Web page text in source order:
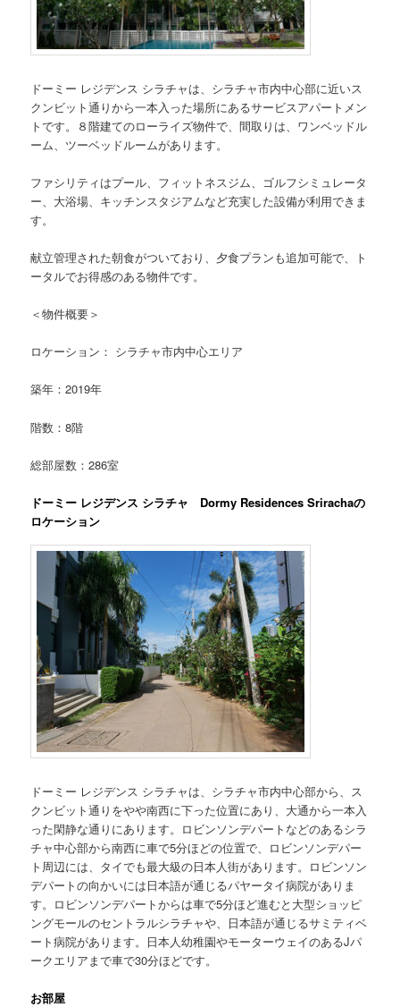
ドーミー レジデンス シラチャは、シラチャ市内中心部に近いス
クンビット通りから一本入った場所にあるサービスアパートメン
トです。８階建てのローライズ物件で、間取りは、ワンベッドル
ーム、ツーベッドルームがあります。
ファシリティはプール、フィットネスジム、ゴルフシミュレータ
ー、大浴場、キッチンスタジアムなど充実した設備が利用できま
す。
献立管理された朝食がついており、夕食プランも追加可能で、ト
ータルでお得感のある物件です。
＜物件概要＞
ロケーション： シラチャ市内中心エリア
築年：2019年
階数：8階
総部屋数：286室
ドーミー レジデンス シラチャ Dormy Residences Srirachaの
ロケーション
ドーミー レジデンス シラチャは、シラチャ市内中心部から、ス
クンビット通りをやや南西に下った位置にあり、大通から一本入
った閑静な通りにあります。ロビンソンデパートなどのあるシラ
チャ中心部から南西に車で5分ほどの位置で、ロビンソンデパー
ト周辺には、タイでも最大級の日本人街があります。ロビンソン
デパートの向かいには日本語が通じるパヤータイ病院がありま
す。ロビンソンデパートからは車で5分ほど進むと大型ショッピ
ングモールのセントラルシラチャや、日本語が通じるサミティベ
ート病院があります。日本人幼稚園やモーターウェイのあるJパ
ークエリアまで車で30分ほどです。
お部屋